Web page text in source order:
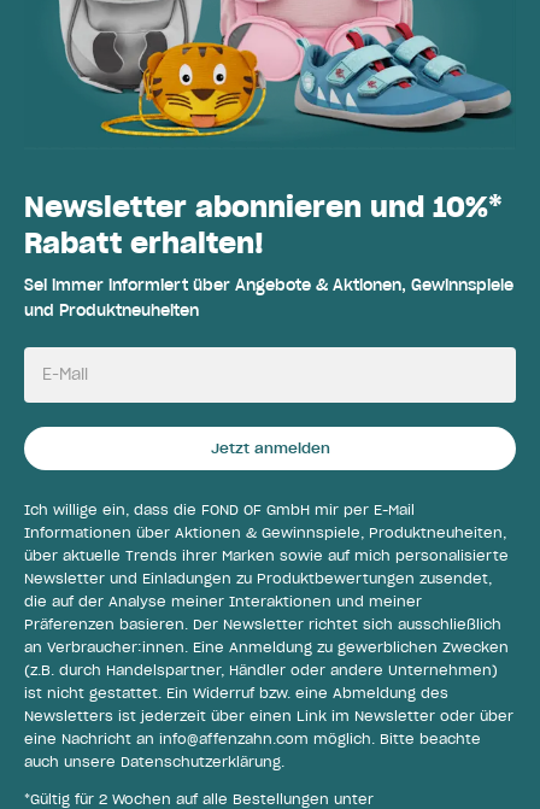
Newsletter abonnieren und 10%*
Rabatt erhalten!
Sei immer informiert über Angebote & Aktionen, Gewinnspiele
und Produktneuheiten
E-Mail
Jetzt anmelden
Ich willige ein, dass die FOND OF GmbH mir per E-Mail
Informationen über Aktionen & Gewinnspiele, Produktneuheiten,
über aktuelle Trends ihrer Marken sowie auf mich personalisierte
Newsletter und Einladungen zu Produktbewertungen zusendet,
die auf der Analyse meiner Interaktionen und meiner
Präferenzen basieren. Der Newsletter richtet sich ausschließlich
an Verbraucher:innen. Eine Anmeldung zu gewerblichen Zwecken
(z.B. durch Handelspartner, Händler oder andere Unternehmen)
ist nicht gestattet. Ein Widerruf bzw. eine Abmeldung des
Newsletters ist jederzeit über einen Link im Newsletter oder über
eine Nachricht an info@affenzahn.com möglich. Bitte beachte
auch unsere Datenschutzerklärung
*Gültig für 2 Wochen auf alle Bestellungen unter